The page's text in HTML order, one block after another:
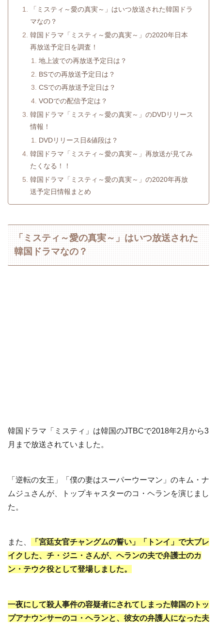
「ミスティ～愛の真実～」はいつ放送された韓国ドラ
マなの？
韓国ドラマ「ミスティ～愛の真実～」の2020年日本
再放送予定日を調査！
地上波での再放送予定日は？
BSでの再放送予定日は？
CSでの再放送予定日は？
VODでの配信予定は？
韓国ドラマ「ミスティ～愛の真実～」のDVDリリース
情報！
DVDリリース日&値段は？
韓国ドラマ「ミスティ～愛の真実～」再放送が見てみ
たくなる！！
韓国ドラマ「ミスティ～愛の真実～」の2020年再放
送予定日情報まとめ
「ミスティ～愛の真実～」はいつ放送された
韓国ドラマなの？
韓国ドラマ「ミスティ」は韓国のJTBCで2018年2月から3
月まで放送されていました。
「逆転の女王」「僕の妻はスーパーウーマン」のキム・ナ
ムジュさんが、トップキャスターのコ・ヘランを演じまし
た。
また、
「宮廷女官チャングムの誓い」「トンイ」で大ブレ
イクした、チ・ジニ・さんが、ヘランの夫で弁護士のカ
ン・テウク役として登場しました。
一夜にして殺人事件の容疑者にされてしまった韓国のトッ
プアナウンサーのコ・ヘランと、彼女の弁護人になった夫